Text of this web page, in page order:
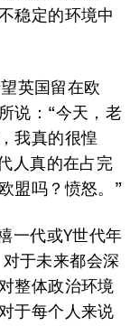
稳定的环境中
英国留在欧
说：“今天，老
我真的很惶
人真的在占完
盟吗？愤怒。”
一代或Y世代年
于未来都会深
整体政治环境
于每个人来说